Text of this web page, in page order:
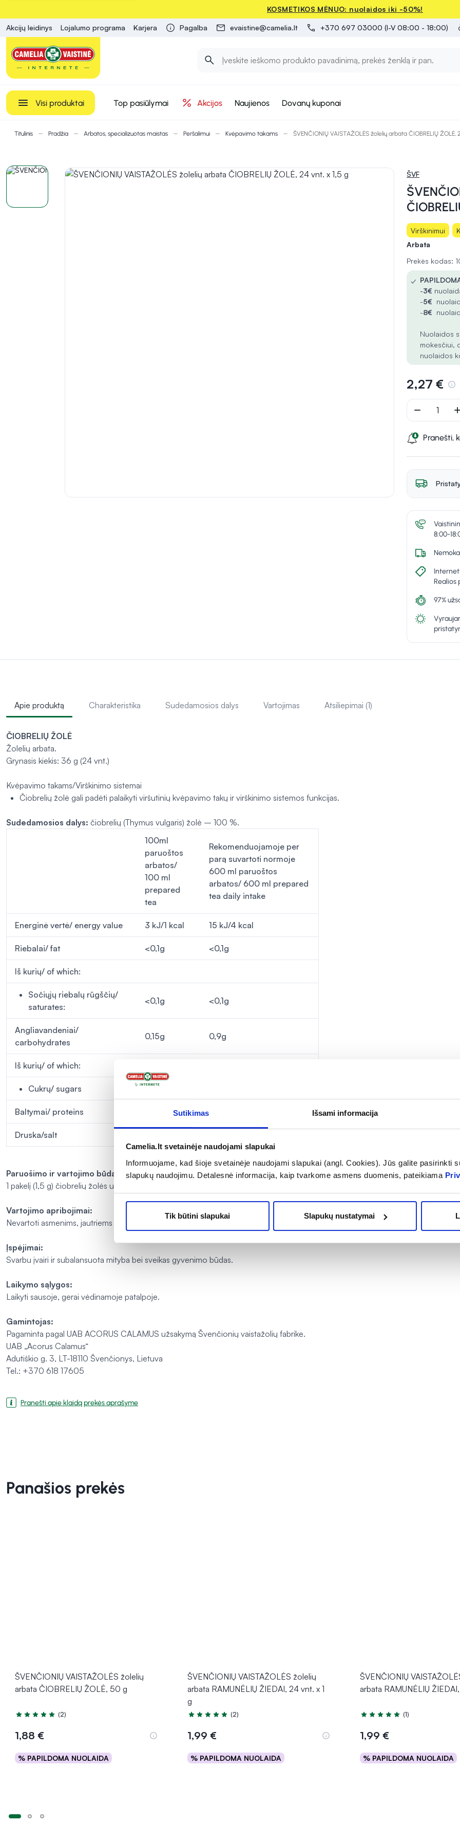
Sutikimas Išsami informacija
Camelia.lt svetainėje naudojami slapukai
Informuojame, kad šioje svetainėje naudojami slapukai (angl. Cookies). Jūs galite pasirinkti
slapukų naudojimu. Detalesnė informacija, kaip tvarkome asmens duomenis, pateikiama
Tik būtini slapukai Slapukų nustatymai
KOSMETIKOS MĖNUO: nuolaidos iki -50%!
Akcijų leidinys Lojalumo programa Karjera Pagalba evaistine@camelia.lt +370 697 03000 (I-V 08:00 - 18:00)
Visi produktai Top pasiūlymai Akcijos Naujienos Dovanų kuponai
Titulinis Pradžia Arbatos, specializuotas maistas Peršalimui Kvėpavimo takams ŠVENČIONIŲ VAISTAŽOLĖS žolelių arbata ČIOBRELIŲ ŽOLĖ,
ŠVF
Virškinimui
Arbata
Prekės kodas:
✓
-3€
-5€
-8€
Nuolaidos
mokesčiui,
nuolaidos
2,27 €
remove
Pranešti,
8:00-
Realios
97%
Apie produktą Charakteristika Sudedamosios dalys Vartojimas Atsiliepimai (1)
ČIOBRELIŲ ŽOLĖ
Žolelių arbata.
Grynasis kiekis: 36 g (24 vnt.)
Kvėpavimo takams/Virškinimo sistemai
Čiobrelių žolė gali padėti palaikyti viršutinių kvėpavimo takų ir virškinimo sistemos funkcijas.
Sudedamosios dalys: čiobrelių (Thymus vulgaris) žolė – 100 %.
100ml
paruoštos
arbatos/
100 ml
prepared
tea
Rekomenduojamoje per
parą suvartoti normoje
600 ml paruoštos
arbatos/ 600 ml prepared
tea daily intake
Energinė vertė/ energy value 3 kJ/1 kcal 15 kJ/4 kcal
Riebalai/ fat <0,1g <0,1g
Iš kurių/ of which:
Sočiųjų riebalų rūgščių/
saturates:
<0,1g <0,1g
Angliavandeniai/
carbohydrates
0,15g 0,9g
Iš kurių/ of which:
Cukrų/ sugars <0,5g
Baltymai/ proteins
Druska/salt
Paruošimo ir vartojimo būdas:
1 pakelį (1,5 g) čiobrelių žolės užpilkite 200 ml verdančio vandens ir uždenkite. Palaikykite 10 minučių, nuspauskite. Gerkite po
Vartojimo apribojimai:
Nevartoti asmenims, jautriems arbatos sudedamosioms dalims.
Įspėjimai:
Svarbu įvairi ir subalansuota mityba bei sveikas gyvenimo būdas.
Laikymo sąlygos:
Laikyti sausoje, gerai vėdinamoje patalpoje.
Gamintojas:
Pagaminta pagal UAB ACORUS CALAMUS užsakymą Švenčionių vaistažolių fabrike.
UAB „Acorus Calamus“
Adutiškio g. 3, LT-18110 Švenčionys, Lietuva
Tel.: +370 618 17605
Pranešti apie klaidą prekės aprašyme
Panašios prekės
ŠVENČIONIŲ VAISTAŽOLĖS žolelių
arbata ČIOBRELIŲ ŽOLĖ, 50 g
Įvertinimas 5.0 iš 5
(2)
1,88 €
% PAPILDOMA NUOLAIDA
Į krepšelį
ŠVENČIONIŲ VAISTAŽOLĖS žolelių
arbata RAMUNĖLIŲ ŽIEDAI, 24 vnt. x 1
g
Įvertinimas 5.0 iš 5
(2)
1,99 €
% PAPILDOMA NUOLAIDA
Į krepšelį
ŠVENČIONIŲ
arbata RAMUNĖLIŲ
Įvertinimas 5.0 iš 5
(1)
1,99 €
% PAPILDOMA NUOLAIDA
Į krepšelį